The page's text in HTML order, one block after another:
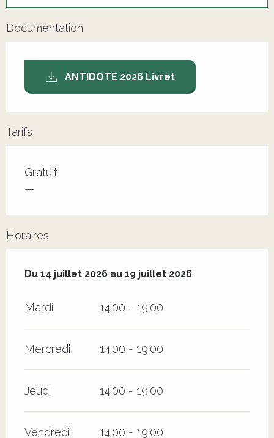
Documentation
ANTIDOTE 2026 Livret
Tarifs
Tarifs 2026
Gratuit
—
Horaires
Du 14 juillet 2026 au 19 juillet 2026
Du 14 juillet 2026 au 19 juillet 2026
Mardi 14:00 - 19:00
Mercredi 14:00 - 19:00
Jeudi 14:00 - 19:00
Vendredi 14:00 - 19:00